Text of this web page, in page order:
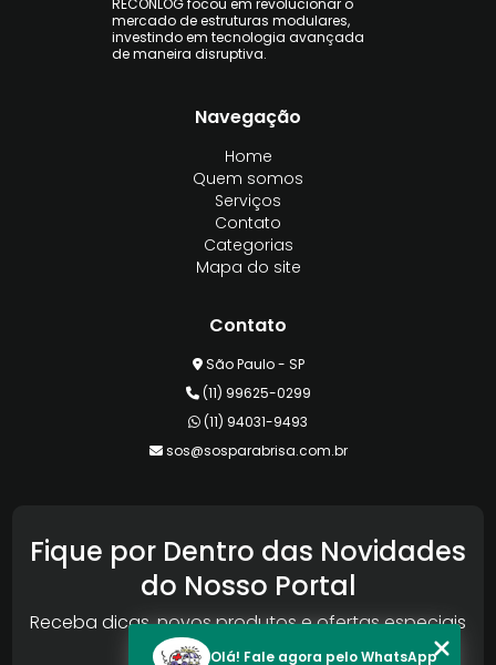
mercado de estruturas modulares,
investindo em tecnologia avançada
de maneira disruptiva.
Navegação
Home
Quem somos
Serviços
Contato
Categorias
Mapa do site
Contato
São Paulo - SP
(11) 99625-0299
(11) 94031-9493
sos@sosparabrisa.com.br
Fique por Dentro das Novidades
do Nosso Portal
Receba dicas, novos produtos e ofertas especiais
da Reconlog
Olá! Fale agora pelo WhatsApp